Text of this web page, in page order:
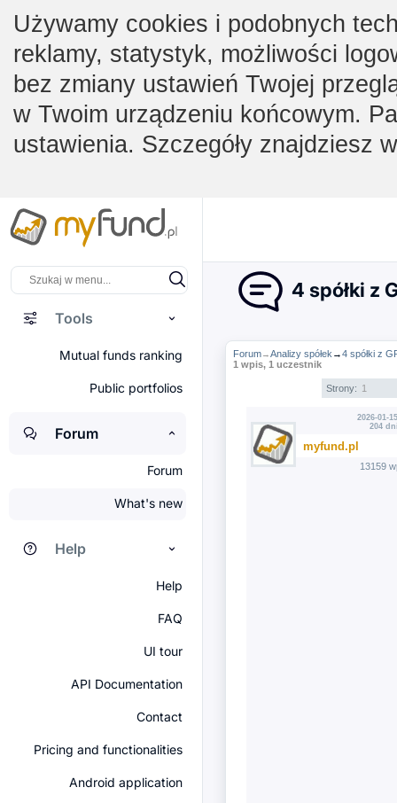
Używamy cookies i podobnych
reklamy, statystyk, możliwości
bez zmiany ustawień Twojej
w Twoim urządzeniu końcowym.
ustawienia. Szczegóły znajdziesz
Tools
Mutual funds ranking
Public portfolios
Forum
Forum
What's new
Help
Help
FAQ
UI tour
API Documentation
Contact
Pricing and functionalities
Android application
4 spółki z
Forum→Analizy spółek →4 spółki z
1 wpis, 1 uczestnik
Strony: 1
2026-01-
204
myfund.pl
13159